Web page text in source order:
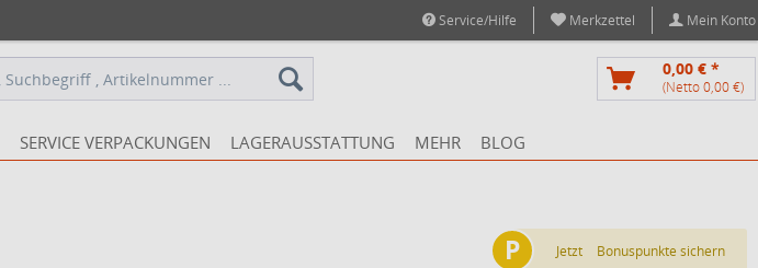
Service/Hilfe Merkzettel Mein Konto
0,00 € *
(Netto 0,00 €)
SERVICE VERPACKUNGEN LAGERAUSSTATTUNG MEHR BLOG
P Jetzt Bonuspunkte sichern